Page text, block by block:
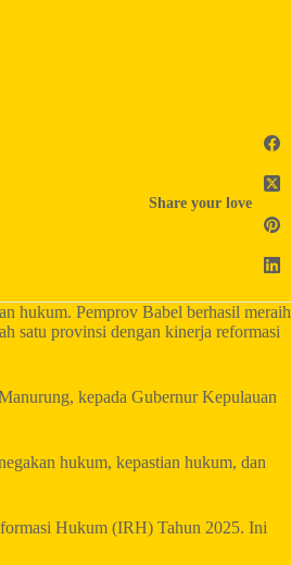
Share your love
hukum. Pemprov Babel berhasil meraih
satu provinsi dengan kinerja reformasi
kepada Gubernur Kepulauan
hukum, kepastian hukum, dan
Hukum (IRH) Tahun 2025. Ini